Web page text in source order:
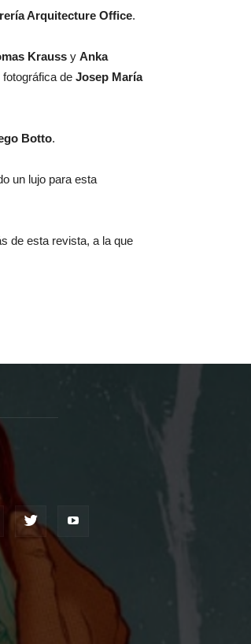
Arquitecture Office.
Krauss y Anka
de Josep María
Botto.
un lujo para esta
de esta revista, a la que